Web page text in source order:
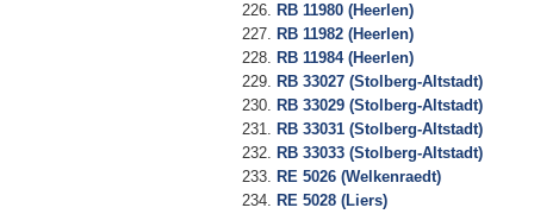
RB 11980 (Heerlen)
RB 11982 (Heerlen)
RB 11984 (Heerlen)
RB 33027 (Stolberg-Altstadt)
RB 33029 (Stolberg-Altstadt)
RB 33031 (Stolberg-Altstadt)
RB 33033 (Stolberg-Altstadt)
RE 5026 (Welkenraedt)
RE 5028 (Liers)